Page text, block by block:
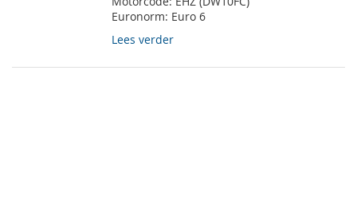
Euronorm: Euro 6
Lees verder